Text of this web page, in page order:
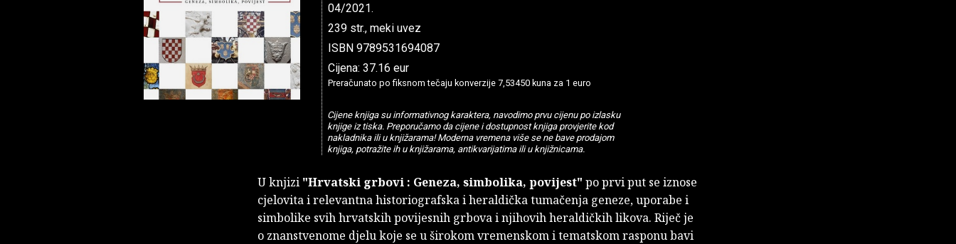
04/2021.
239 str., meki uvez
ISBN 9789531694087
Cijena: 37.16 eur
Preračunato po fiksnom tečaju konverzije 7,53450 kuna za 1 euro
Cijene knjiga su informativnog karaktera, navodimo prvu cijenu po izlasku
knjige iz tiska. Preporučamo da cijene i dostupnost knjiga provjerite kod
nakladnika ili u knjižarama! Moderna vremena više se ne bave prodajom
knjiga, potražite ih u knjižarama, antikvarijatima ili u knjižnicama.
U knjizi "Hrvatski grbovi : Geneza, simbolika, povijest" po prvi put se iznose
cjelovita i relevantna historiografska i heraldička tumačenja geneze, uporabe i
simbolike svih hrvatskih povijesnih grbova i njihovih heraldičkih likova. Riječ je
o znanstvenome djelu koje se u širokom vremenskom i tematskom rasponu bavi